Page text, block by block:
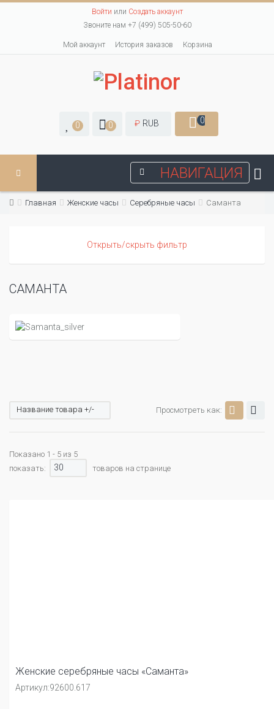
Войти или Создать аккаунт
Звоните нам +7 (499) 505-50-60
Мой аккаунт История заказов Корзина
0 0 ₽ RUB 0
НАВИГАЦИЯ
Главная Женские часы Серебряные часы Саманта
Открыть/скрыть фильтр
САМАНТА
Просмотреть как:
Название товара +/-
Показано 1 - 5 из 5
показать:
30 товаров на странице
Женские серебряные часы «Саманта»
Артикул:92600.617